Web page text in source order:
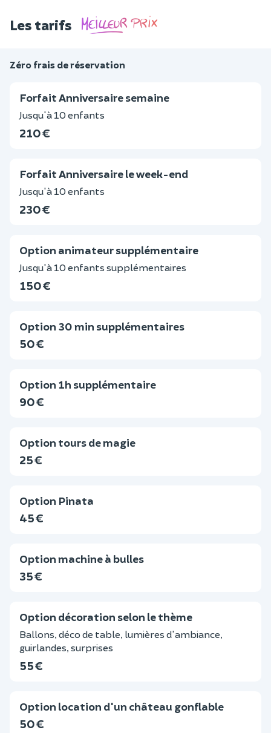
Les tarifs
Zéro frais de réservation
Forfait Anniversaire semaine
Jusqu'à 10 enfants
210 €
Forfait Anniversaire le week-end
Jusqu'à 10 enfants
230 €
Option animateur supplémentaire
Jusqu'à 10 enfants supplémentaires
150 €
Option 30 min supplémentaires
50 €
Option 1h supplémentaire
90 €
Option tours de magie
25 €
Option Pinata
45 €
Option machine à bulles
35 €
Option décoration selon le thème
Ballons, déco de table, lumières d'ambiance,
guirlandes, surprises
55 €
Option location d'un château gonflable
50 €